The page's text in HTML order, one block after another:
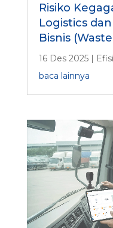
Risiko
Logistics
Bisnis
16 Des 2025|
baca lainnya